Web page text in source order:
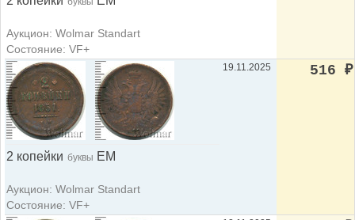
Аукцион: Wolmar Standart
Состояние: VF+
2 копейки буквы ЕМ
Аукцион: Wolmar Standart
Состояние: VF+
19.11.2025 516 ₽